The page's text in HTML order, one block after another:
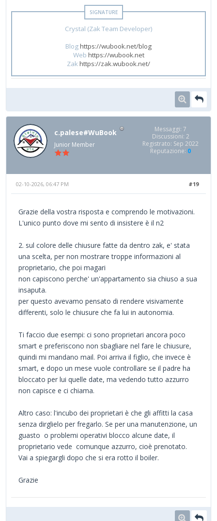
Crystal (Zak Team Developer)
Bloghttps://wubook.net/blog
Web https://wubook.net
Zakhttps://zak.wubook.net/
c.palese#WuBook
Junior Member
Messaggi: 7
Discussioni: 2
Registrato: Sep 2022
Reputazione: 0
#19
02-10-2026, 06:47 PM
Grazie della vostra risposta e comprendo le motivazioni.
L'unico punto dove mi sento di insistere è il n2
2. sul colore delle chiusure fatte da dentro zak, e' stata
una scelta, per non mostrare troppe informazioni al
proprietario, che poi magari
non capiscono perche' un'appartamento sia chiuso a sua
insaputa.
per questo avevamo pensato di rendere visivamente
differenti, solo le chiusure che fa lui in autonomia.
Ti faccio due esempi: ci sono proprietari ancora poco
smart e preferiscono non sbagliare nel fare le chiusure,
quindi mi mandano mail. Poi arriva il figlio, che invece è
smart, e dopo un mese vuole controllare se il padre ha
bloccato per lui quelle date, ma vedendo tutto azzurro
non capisce e ci chiama.
Altro caso: l'incubo dei proprietari è che gli affitti la casa
senza dirglielo per fregarlo. Se per una manutenzione, un
guasto o problemi operativi blocco alcune date, il
proprietario vede comunque azzurro, cioè prenotato.
Vai a spiegargli dopo che si era rotto il boiler.
Grazie